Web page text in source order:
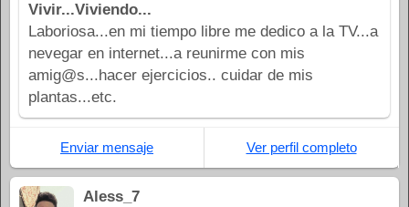
Vivir...Viviendo...
Laboriosa...en mi tiempo libre me dedico a la TV...a
nevegar en internet...a reunirme con mis
amig@s...hacer ejercicios.. cuidar de mis
plantas...etc.
Enviar mensaje Ver perfil completo
Aless_7